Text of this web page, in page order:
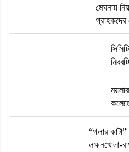
মেঘনায়
“গলার
লক্ষনখোলা-